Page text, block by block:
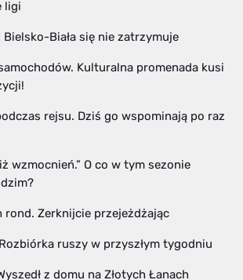
ligi
Biała się nie zatrzymuje
Kulturalna promenada kusi
rejsu. Dziś go wspominają po raz
wzmocnień.” O co w tym sezonie
rond. Zerknijcie przejeżdżając
ruszy w przyszłym tygodniu
z domu na Złotych Łanach